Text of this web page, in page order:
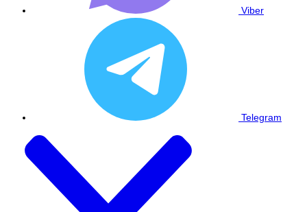
Viber
Telegram